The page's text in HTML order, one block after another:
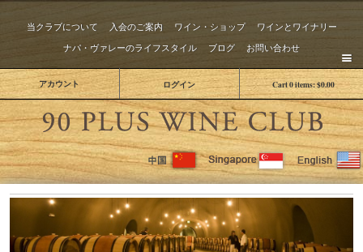
当クラブについて 入会のご案内 ワイン・ショップ
ワインとワイナリー
ナパ・ヴァレーのライフスタイル
ブログ お問い合わせ
Cart0items:$0.00
アカウント ログイン
The